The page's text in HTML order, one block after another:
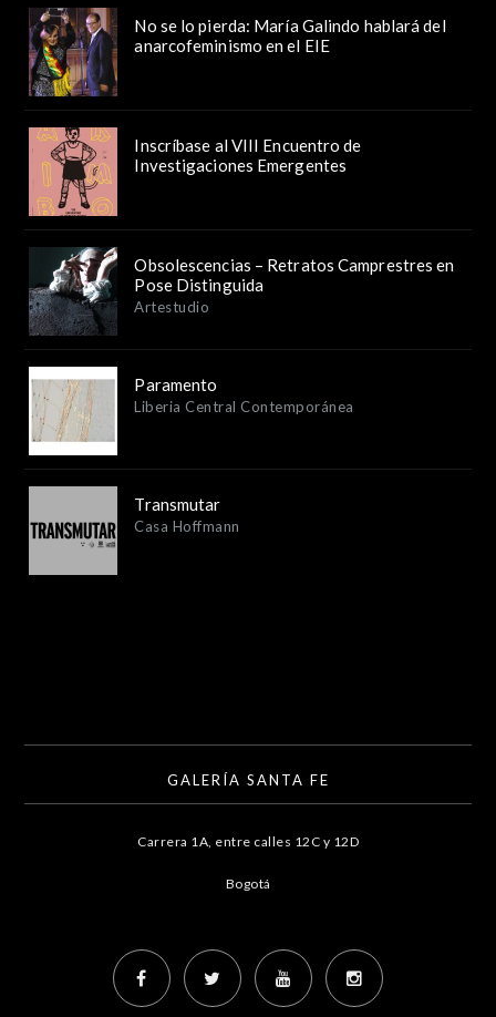
No se lo pierda: María Galindo hablará del
anarcofeminismo en el EIE
Inscríbase al VIII Encuentro de
Investigaciones Emergentes
Obsolescencias – Retratos Camprestres en
Pose Distinguida
Artestudio
Paramento
Liberia Central Contemporánea
Transmutar
Casa Hoffmann
GALERÍA SANTA FE
Carrera 1A, entre calles 12C y 12D
Bogotá